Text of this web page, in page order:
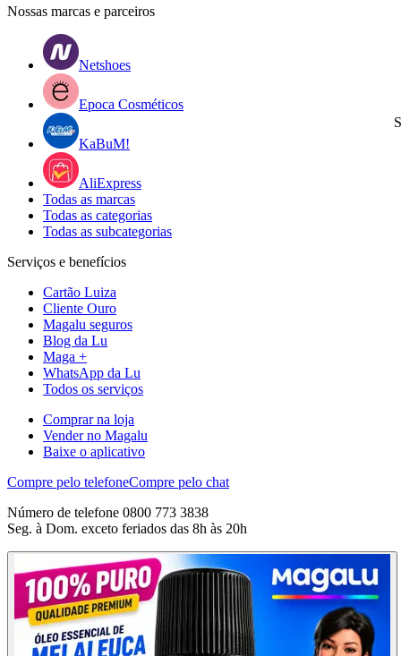
Nossas marcas e parceiros
Netshoes
Epoca Cosméticos
KaBuM!
AliExpress
Todas as marcas
Todas as categorias
Todas as subcategorias
Serviços e benefícios
Cartão Luiza
Cliente Ouro
Magalu seguros
Blog da Lu
Maga +
WhatsApp da Lu
Todos os serviços
Comprar na loja
Vender no Magalu
Baixe o aplicativo
Compre pelo telefoneCompre pelo chat
Número de telefone 0800 773 3838
Seg. à Dom. exceto feriados das 8h às 20h